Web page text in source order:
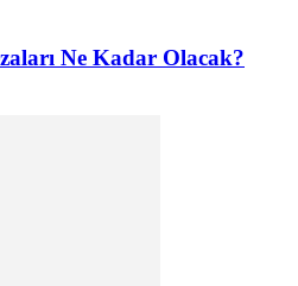
Ne Kadar Olacak?